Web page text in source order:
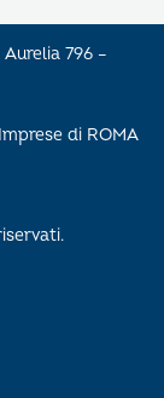
Aurelia 796 –
di ROMA